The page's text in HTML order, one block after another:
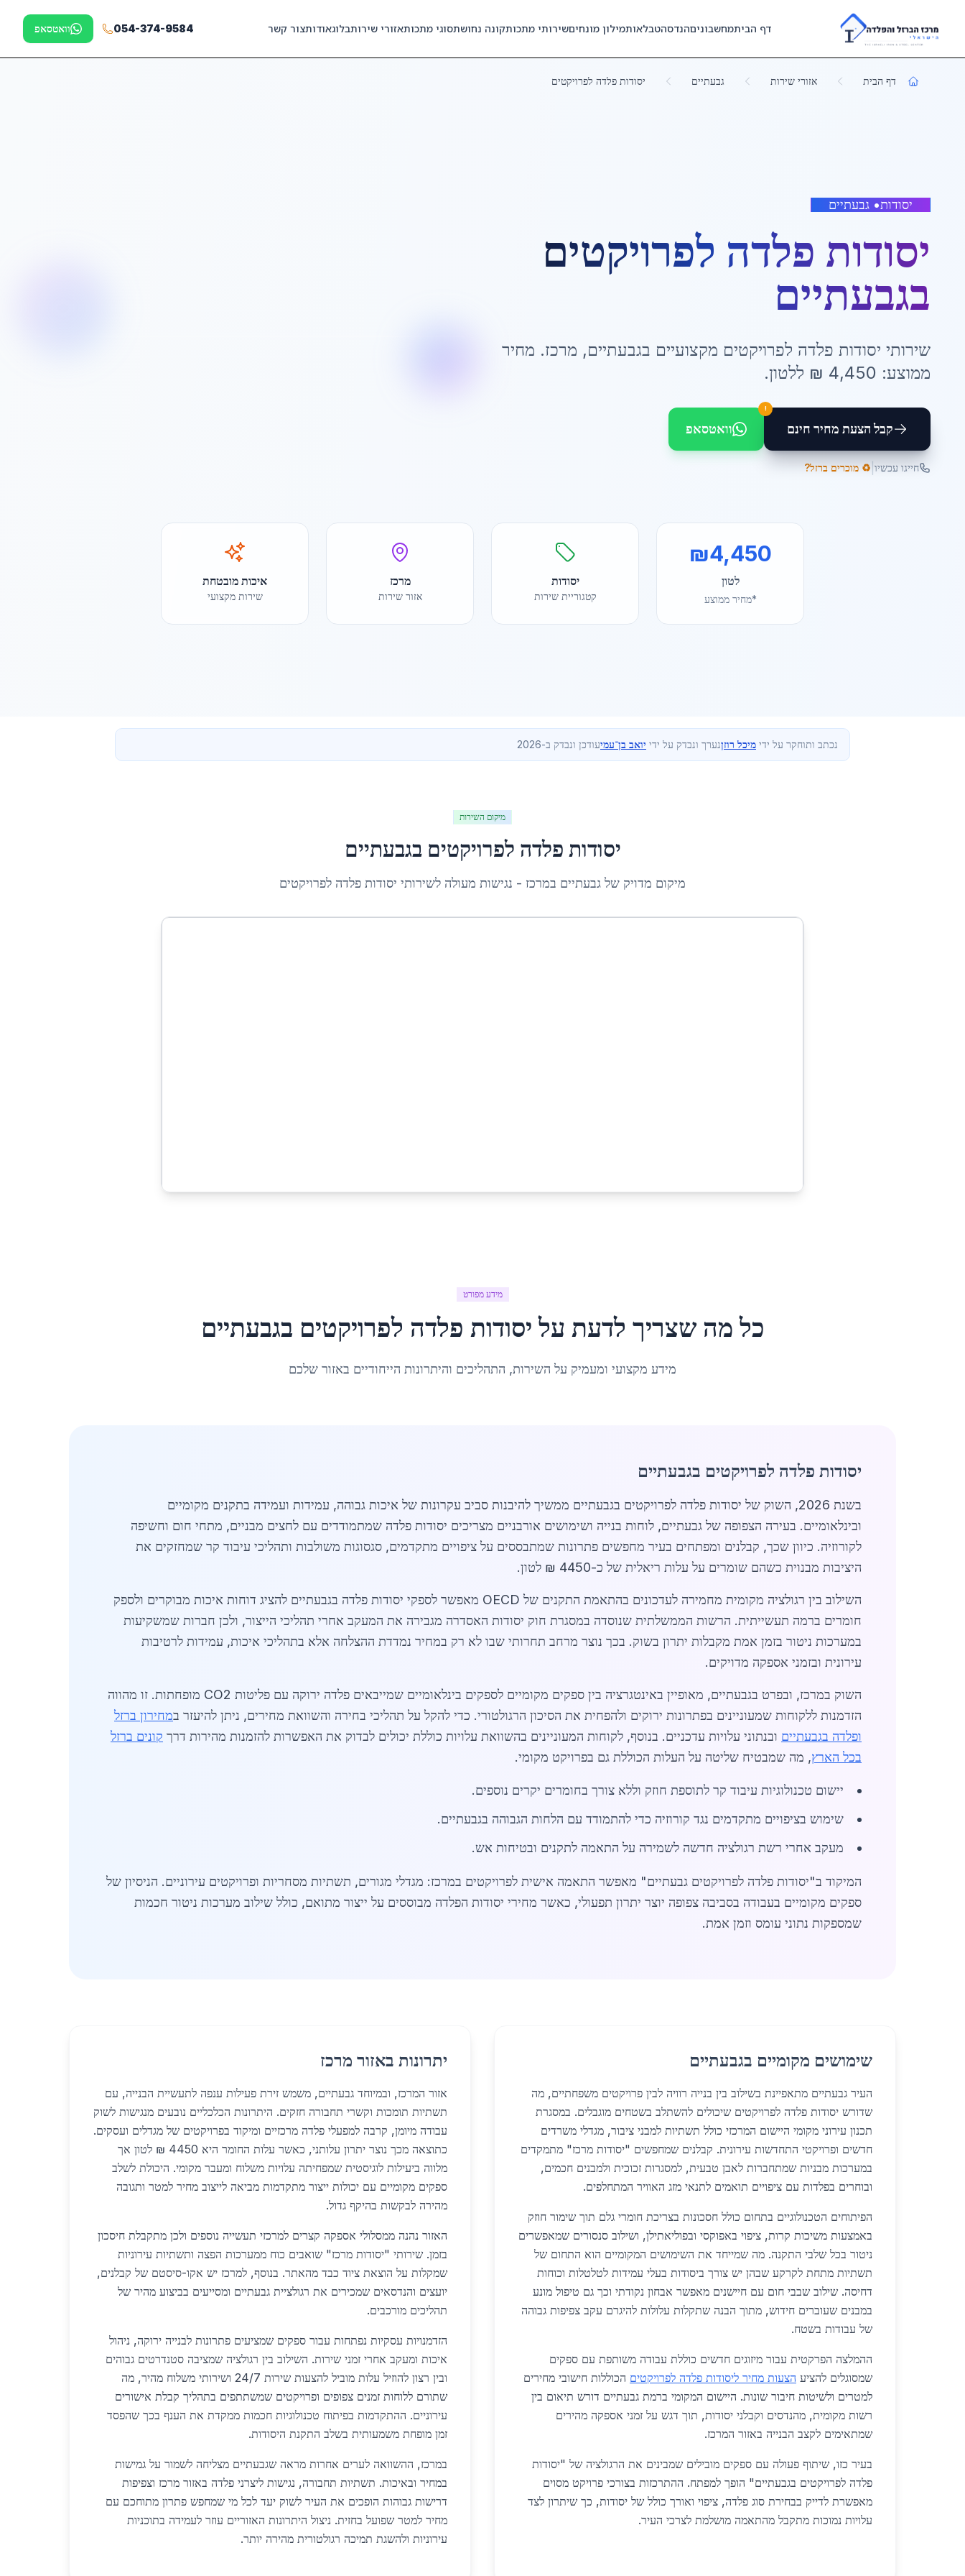
Skip to main content
דף הביתמחשבוניםהנדסהטבלאותמילון מונחיםשירותי מתכותקונה נחושתסוגי מתכותאזורי שירותבלוגאודותצור קשר 054-374-9584 וואטסאפ
דף הבית אזורי שירות גבעתיים יסודות פלדה לפרויקטים
יסודות• גבעתיים
יסודות פלדה לפרויקטים
בגבעתיים
שירותי יסודות פלדה לפרויקטים מקצועיים בגבעתיים, מרכז. מחיר
ממוצע: 4,450 ₪ ללטון.
קבל הצעת מחיר חינם
!
וואטסאפ
חייגו עכשיו ♻️ מוכרים ברזל?
₪4,450
לטון
*מחיר ממוצע
יסודות
קטגוריית שירות
מרכז
אזור שירות
איכות מובטחת
שירות מקצועי
נכתב ותוחקר על ידי מיכל רוזןנערך ונבדק על ידי יואב בן־עמיעודכן ונבדק ב-2026
מיקום השירות
יסודות פלדה לפרויקטים בגבעתיים
מיקום מדויק של גבעתיים במרכז - נגישות מעולה לשירותי יסודות פלדה לפרויקטים
מידע מפורט
כל מה שצריך לדעת על יסודות פלדה לפרויקטים בגבעתיים
מידע מקצועי ומעמיק על השירות, התהליכים והיתרונות הייחודיים באזור שלכם
יסודות פלדה לפרויקטים בגבעתיים
בשנת 2026, השוק של יסודות פלדה לפרויקטים בגבעתיים ממשיך להיבנות סביב עקרונות של איכות גבוהה, עמידות ועמידה בתקנים מקומיים
ובינלאומיים. בעירה הצפופה של גבעתיים, לוחות בנייה ושימושים אורבניים מצריכים יסודות פלדה שמתמודדים עם לחצים מבניים, מתחי חום וחשיפה
לקורוזיה. כיוון שכך, קבלנים ומפתחים בעיר מחפשים פתרונות שמתבססים על ציפויים מתקדמים, סגסוגות משולבות ותהליכי עיבוד קר שמחזקים את
היציבות מבנוית כשהם שומרים על עלות ריאלית של כ-4450 ₪ לטון.
השילוב בין רגולציה מקומית מחמירה לעדכונים בהתאמת התקנים של OECD מאפשר לספקי יסודות פלדה בגבעתיים להציג דוחות איכות מבוקרים ולספק
חומרים ברמה תעשייתית. הרשות הממשלתית שנוסדה במסגרת חוק יסודות האסדרה מגבירה את המעקב אחרי תהליכי הייצור, ולכן חברות שמשקיעות
במערכות ניטור בזמן אמת מקבלות יתרון בשוק. בכך נוצר מרחב תחרותי שבו לא רק במחיר נמדדת ההצלחה אלא בתהליכי איכות, עמידות לרטיבות
עירונית ובזמני אספקה מדויקים.
השוק במרכז, ובפרט בגבעתיים, מאופיין באינטגרציה בין ספקים מקומיים לספקים בינלאומיים שמייבאים פלדה ירוקה עם פליטות CO2 מופחתות. זו מהווה
הזדמנות ללקוחות שמעוניינים בפתרונות ירוקים ולהפחית את הסיכון הרגולטורי. כדי להקל על תהליכי בחירה והשוואת מחירים, ניתן להיעזר במחירון ברזל
ופלדה בגבעתיים ובנתוני עלויות עדכניים. בנוסף, לקוחות המעוניינים בהשוואת עלויות כוללת יכולים לבדוק את האפשרות להזמנות מהירות דרך קונים ברזל
בכל הארץ, מה שמבטיח שליטה על העלות הכוללת גם בפרויקט מקומי.
יישום טכנולוגיות עיבוד קר לתוספת חוזק וללא צורך בחומרים יקרים נוספים.
שימוש בציפויים מתקדמים נגד קורוזיה כדי להתמודד עם הלחות הגבוהה בגבעתיים.
מעקב אחרי רשת רגולציה חדשה לשמירה על התאמה לתקנים ובטיחות אש.
המיקוד ב"יסודות פלדה לפרויקטים גבעתיים" מאפשר התאמה אישית לפרויקטים במרכז: מגדלי מגורים, תשתיות מסחריות ופרויקטים עירוניים. הניסיון של
ספקים מקומיים בעבודה בסביבה צפופה יוצר יתרון תפעולי, כאשר מחירי יסודות הפלדה מבוססים על ייצור מתואם, כולל שילוב מערכות ניטור חכמות
שמספקות נתוני עומס וזמן אמת.
שימושים מקומיים בגבעתיים
העיר גבעתיים מתאפיינת בשילוב בין בנייה רוויה לבין פרויקטים משפחתיים, מה
שדורש יסודות פלדה לפרויקטים שיכולים להשתלב בשטחים מוגבלים. במסגרת
תכנון עירוני מקומי היישום המרכזי כולל תשתיות למבני ציבור, מגדלי משרדים
חדשים ופרויקטי התחדשות עירונית. קבלנים שמחפשים "יסודות מרכז" מתמקדים
במערכות מבניות שמתחברות לאבן טבעית, למסגרות זכוכית ולמבנים חכמים,
ובוחרים בפלדות עם ציפויים תואמים לתנאי מזג האוויר המתחלפים.
הפיתוחים הטכנולוגיים בתחום כולל חסכונות בצריכת חומרי גלם תוך שימור חוזק
באמצעות משיכות קרות, ציפוי באפוקסי ובפוליאתילן, ושילוב סנסורים שמאפשרים
ניטור בכל שלבי התקנה. מה שמייחד את השימושים המקומיים הוא התחום של
תשתיות מתחת לקרקע שבהן יש צורך ביסודות בעלי עמידות לטלטלות וכוחות
דחיסה. שילוב שבבי חום עם חיישנים מאפשר אבחון נקודתי וכך גם טיפול מונע
במבנים שעוברים חידוש, מתוך הבנה שתקלות עלולות להיגרם עקב צפיפות גבוהה
של עבודות בשטח.
ההמלצה הפרקטית עבור מיזוגים חדשים כוללת עבודה משותפת עם ספקים
שמסוגלים להציע הצעות מחיר ליסודות פלדה לפרויקטים הכוללות חישובי מחירים
למטרים ולשיטות חיבור שונות. היישום המקומי ברמת גבעתיים דורש תיאום בין
רשות מקומית, מהנדסים וקבלני יסודות, תוך דגש על זמני אספקה מהירים
שמתאימים לקצב הבנייה באזור המרכז.
בעיר כזו, שיתוף פעולה עם ספקים מובילים שמבינים את הרגולציה של "יסודות
פלדה לפרויקטים בגבעתיים" הופך למפתח. ההתרכזות בצורכי פרויקט מסוים
מאפשרת לדייק בבחירת סוג פלדה, ציפוי ואורך כולל של יסודות, כך שיתרון לצד
עלויות נמוכות מתקבל מהתאמה מושלמת לצרכי העיר.
יתרונות באזור מרכז
אזור המרכז, ובמיוחד גבעתיים, משמש זירת פעילות ענפה לתעשיית הבנייה, עם
תשתיות תומכות וקשרי תחבורה חזקים. היתרונות הכלכליים נובעים מנגישות לשוק
עבודה מיומן, קרבה למפעלי פלדה מרכזיים ומיקוד בפרויקטים של מגדלים ועסקים.
כתוצאה מכך נוצר יתרון עלותני, כאשר עלות החומר היא 4450 ₪ לטון אך
מלווה ביעילות לוגיסטית שמפחיתה עלויות משלוח ומעבר מקומי. היכולת לשלב
ספקים מקומיים עם יכולות ייצור מתקדמות מביאה לייצוב מחיר למטר ותגובה
מהירה לבקשות בהיקף גדול.
האזור נהנה ממסלולי אספקה קצרים למרכזי תעשייה נוספים ולכן מתקבלת חיסכון
בזמן. שירותי "יסודות מרכז" שואבים כוח ממערכות הפצה ותשתיות עירוניות
שמקלות על הוצאת ציוד כבד מהאתר. בנוסף, למרכז יש אקו-סיסטם של קבלנים,
יועצים והנדסאים שמכירים את רגולציית גבעתיים ומסייעים בביצוע מהיר של
תהליכים מורכבים.
הזדמנויות עסקיות נפתחות עבור ספקים שמציעים פתרונות לבנייה ירוקה, ניהול
איכות ומעקב אחרי זמני שירות. השילוב בין רגולציה שמציבה סטנדרטים גבוהים
ובין רצון להוזיל עלות מוביל להצעות שירות 24/7 ושירותי משלוח מהיר, מה
שתורם ללוחות זמנים צפופים ופרויקטים שמשתתפים בתהליך קבלת אישורים
עירוניים. ההתקדמות בפיתוח טכנולוגיות חכמות ממקדת את הענף בכך שהפסד
זמן מופחת משמעותית בשלב התקנת היסודות.
במרכז, ההשוואה לערים אחרות מראה שגבעתיים מצליחה לשמור על גמישות
במחיר ובאיכות. תשתיות תחבורה, נגישות ליצרני פלדה באזור מרכז וצפיפות
דרישות גבוהות הופכים את העיר לשוק יעד לכל מי שמחפש פתרון מתוחכם עם
מחיר למטר שפועל בחזית. ניצול היתרונות האזוריים עוזר לעמידה בתוכניות
עירוניות ולהשגת תמיכה רגולטורית מהירה יותר.